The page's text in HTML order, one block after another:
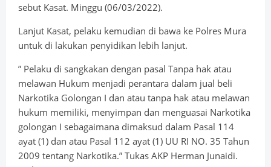
sebut Kasat. Minggu (06/03/2022).
Lanjut Kasat, pelaku kemudian di bawa ke Polres Mura
untuk di lakukan penyidikan lebih lanjut.
” Pelaku di sangkakan dengan pasal Tanpa hak atau
melawan Hukum menjadi perantara dalam jual beli
Narkotika Golongan I dan atau tanpa hak atau melawan
hukum memiliki, menyimpan dan menguasai Narkotika
golongan I sebagaimana dimaksud dalam Pasal 114
ayat (1) dan atau Pasal 112 ayat (1) UU RI NO. 35 Tahun
2009 tentang Narkotika.” Tukas AKP Herman Junaidi.